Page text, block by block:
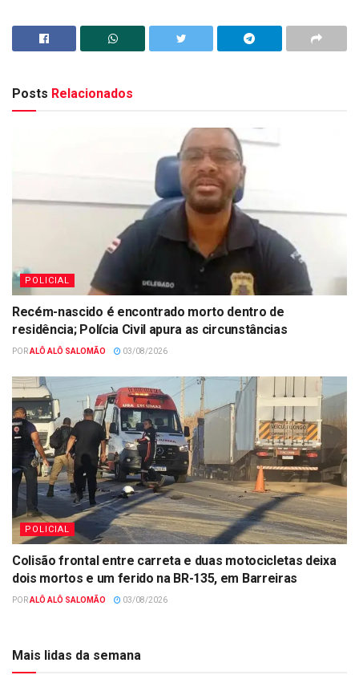
Posts Relacionados
POLICIAL
Recém-nascido é encontrado morto dentro de
residência; Polícia Civil apura as circunstâncias
PORALÔ ALÔ SALOMÃO 03/08/2026
POLICIAL
Colisão frontal entre carreta e duas motocicletas deixa
dois mortos e um ferido na BR-135, em Barreiras
PORALÔ ALÔ SALOMÃO 03/08/2026
Mais lidas da semana